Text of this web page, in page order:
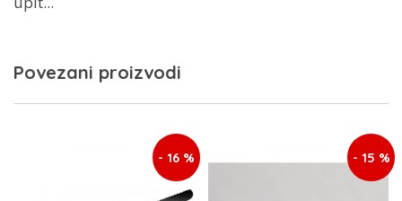
Povezani proizvodi
- 16 % - 15 %